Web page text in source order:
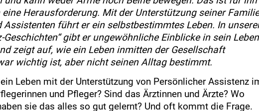
Herausforderung. Mit der Unterstützung seiner Familie
führt er ein selbstbestimmtes Leben. In
Geschichten“ gibt er ungewöhnliche Einblicke in sein Leben
zeigt auf, wie ein Leben inmitten der Gesellschaft
wichtig ist, aber nicht seinen Alltag bestimmt.
Leben mit der Unterstützung von Persönlicher Assistenz
und Pfleger? Sind das Ärztinnen und Ärzte? Wo
sie das alles so gut gelernt? Und oft kommt die Frage.